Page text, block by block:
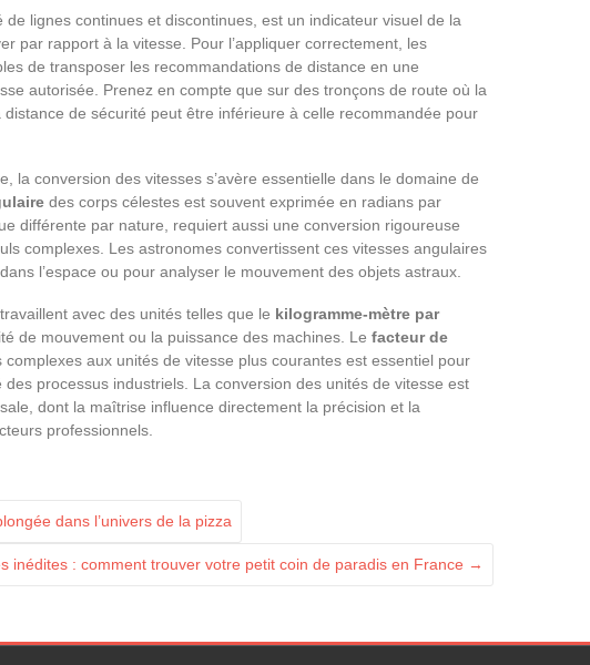
de lignes continues et discontinues, est un indicateur visuel de la
par rapport à la vitesse. Pour l’appliquer correctement, les
de transposer les recommandations de distance en une
autorisée. Prenez en compte que sur des tronçons de route où la
de sécurité peut être inférieure à celle recommandée pour
la conversion des vitesses s’avère essentielle dans le domaine de
des corps célestes est souvent exprimée en radians par
différente par nature, requiert aussi une conversion rigoureuse
complexes. Les astronomes convertissent ces vitesses angulaires
l’espace ou pour analyser le mouvement des objets astraux.
avec des unités telles que le kilogramme-mètre par
de mouvement ou la puissance des machines. Le facteur de
complexes aux unités de vitesse plus courantes est essentiel pour
des processus industriels. La conversion des unités de vitesse est
dont la maîtrise influence directement la précision et la
professionnels.
dans l’univers de la pizza
inédites : comment trouver votre petit coin de paradis en France →